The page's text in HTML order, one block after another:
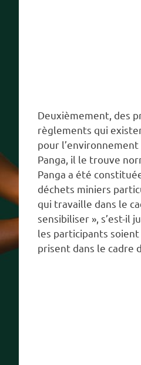
Deuxièmement, des
règlements qui
pour l’environnement
Panga, il le trouve
Panga a été
déchets miniers
qui travaille dans le
sensibiliser », s’est-
les participants
prisent dans le cadre